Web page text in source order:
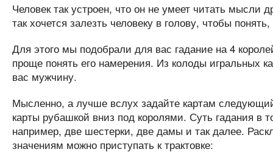
Человек так устроен, что он не умеет читать
так хочется залезть человеку в голову, чтобы
Для этого мы подобрали для вас гадание на 4
проще понять его намерения. Из колоды игральных
вас мужчину.
Мысленно, а лучше вслух задайте картам
карты рубашкой вниз под королями. Суть гадания в
например, две шестерки, две дамы и так далее.
значениям можно приступать к трактовке: